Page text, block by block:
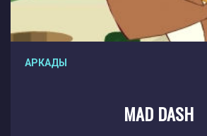
АРКАДЫ
MAD DASH